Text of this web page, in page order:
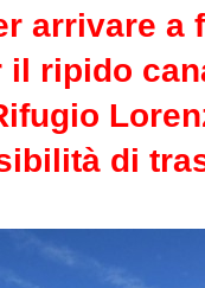
arrivare
ripido
di